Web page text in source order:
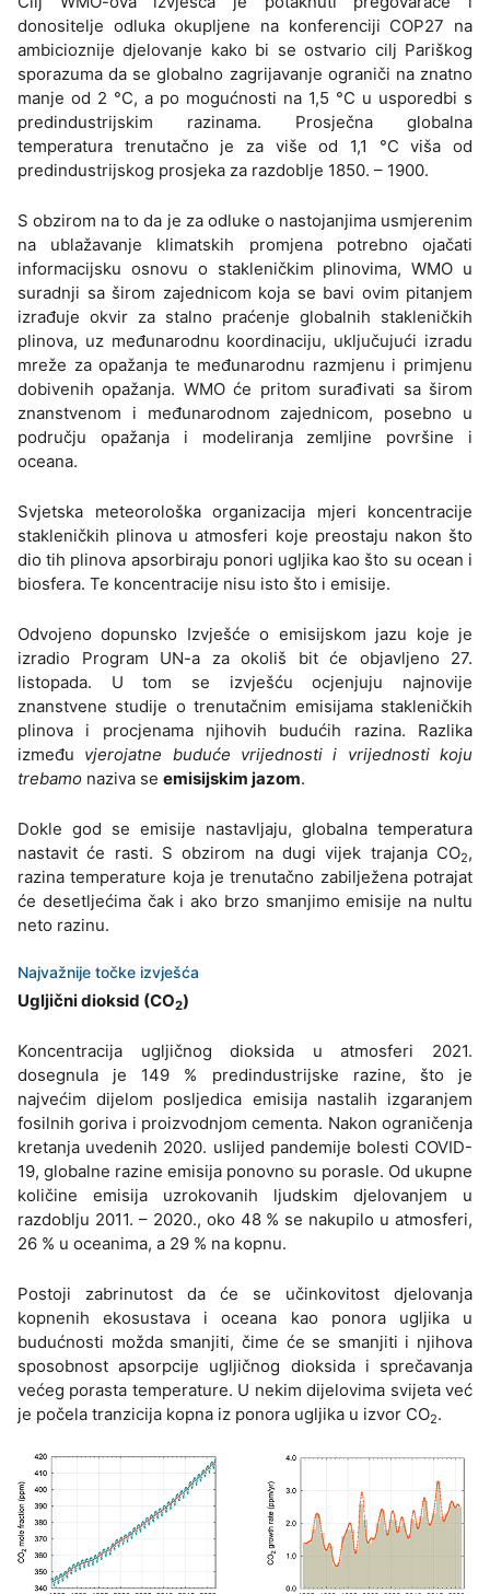
donositelje odluka okupljene na konferenciji COP27 na
ambicioznije djelovanje kako bi se ostvario cilj Pariškog
sporazuma da se globalno zagrijavanje ograniči na znatno
manje od 2 °C, a po mogućnosti na 1,5 °C u usporedbi s
predindustrijskim razinama. Prosječna globalna
temperatura trenutačno je za više od 1,1 °C viša od
predindustrijskog prosjeka za razdoblje 1850. – 1900.
S obzirom na to da je za odluke o nastojanjima usmjerenim
na ublažavanje klimatskih promjena potrebno ojačati
informacijsku osnovu o stakleničkim plinovima, WMO u
suradnji sa širom zajednicom koja se bavi ovim pitanjem
izrađuje okvir za stalno praćenje globalnih stakleničkih
plinova, uz međunarodnu koordinaciju, uključujući izradu
mreže za opažanja te međunarodnu razmjenu i primjenu
dobivenih opažanja. WMO će pritom surađivati sa širom
znanstvenom i međunarodnom zajednicom, posebno u
području opažanja i modeliranja zemljine površine i
oceana.
Svjetska meteorološka organizacija mjeri koncentracije
stakleničkih plinova u atmosferi koje preostaju nakon što
dio tih plinova apsorbiraju ponori ugljika kao što su ocean i
biosfera. Te koncentracije nisu isto što i emisije.
Odvojeno dopunsko Izvješće o emisijskom jazu koje je
izradio Program UN-a za okoliš bit će objavljeno 27.
listopada. U tom se izvješću ocjenjuju najnovije
znanstvene studije o trenutačnim emisijama stakleničkih
plinova i procjenama njihovih budućih razina. Razlika
između vjerojatne buduće vrijednosti i vrijednosti koju
trebamo naziva se emisijskim jazom.
Dokle god se emisije nastavljaju, globalna temperatura
nastavit će rasti. S obzirom na dugi vijek trajanja CO2,
razina temperature koja je trenutačno zabilježena potrajat
će desetljećima čak i ako brzo smanjimo emisije na nultu
neto razinu.
Najvažnije točke izvješća
Ugljični dioksid (CO2)
Koncentracija ugljičnog dioksida u atmosferi 2021.
dosegnula je 149 % predindustrijske razine, što je
najvećim dijelom posljedica emisija nastalih izgaranjem
fosilnih goriva i proizvodnjom cementa. Nakon ograničenja
kretanja uvedenih 2020. uslijed pandemije bolesti COVID-
19, globalne razine emisija ponovno su porasle. Od ukupne
količine emisija uzrokovanih ljudskim djelovanjem u
razdoblju 2011. – 2020., oko 48 % se nakupilo u atmosferi,
26 % u oceanima, a 29 % na kopnu.
Postoji zabrinutost da će se učinkovitost djelovanja
kopnenih ekosustava i oceana kao ponora ugljika u
budućnosti možda smanjiti, čime će se smanjiti i njihova
sposobnost apsorpcije ugljičnog dioksida i sprečavanja
većeg porasta temperature. U nekim dijelovima svijeta već
je počela tranzicija kopna iz ponora ugljika u izvor CO2.